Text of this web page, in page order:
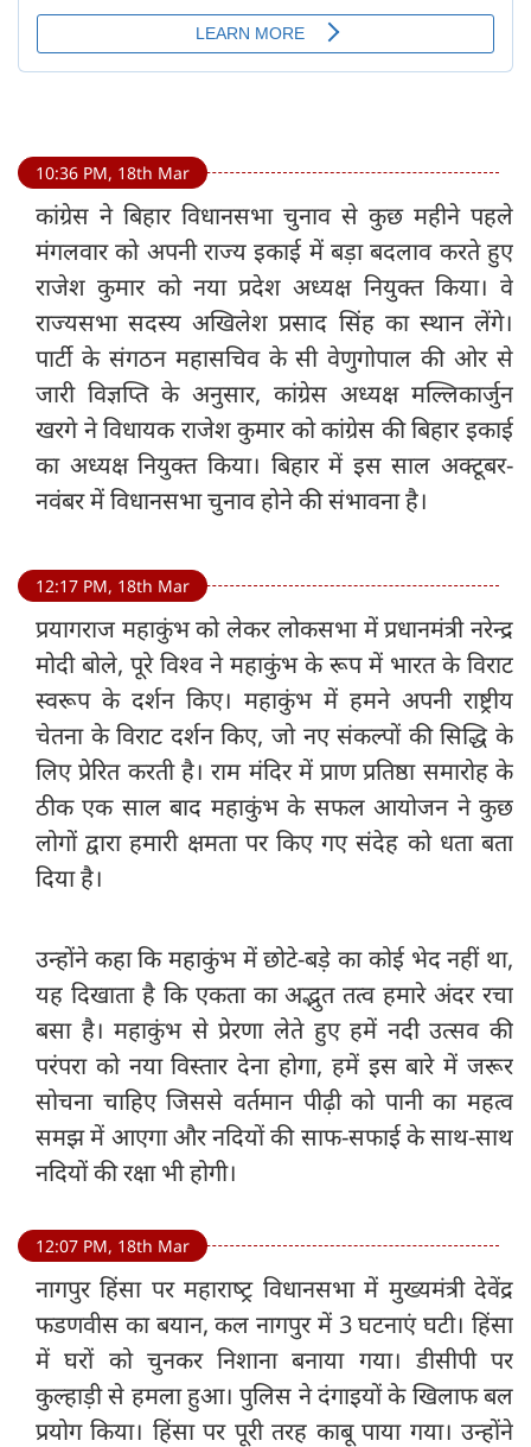
10:36 PM, 18th Mar
कांग्रेस ने बिहार विधानसभा चुनाव से कुछ महीने पहले
मंगलवार को अपनी राज्य इकाई में बड़ा बदलाव करते हुए
राजेश कुमार को नया प्रदेश अध्यक्ष नियुक्त किया। वे
राज्यसभा सदस्य अखिलेश प्रसाद सिंह का स्थान लेंगे।
पार्टी के संगठन महासचिव के सी वेणुगोपाल की ओर से
जारी विज्ञप्ति के अनुसार, कांग्रेस अध्यक्ष मल्लिकार्जुन
खरगे ने विधायक राजेश कुमार को कांग्रेस की बिहार इकाई
का अध्यक्ष नियुक्त किया। बिहार में इस साल अक्टूबर-
नवंबर में विधानसभा चुनाव होने की संभावना है।
12:17 PM, 18th Mar
प्रयागराज महाकुंभ को लेकर लोकसभा में प्रधानमंत्री नरेन्द्र
मोदी बोले, पूरे विश्व ने महाकुंभ के रूप में भारत के विराट
स्वरूप के दर्शन किए। महाकुंभ में हमने अपनी राष्ट्रीय
चेतना के विराट दर्शन किए, जो नए संकल्पों की सिद्धि के
लिए प्रेरित करती है। राम मंदिर में प्राण प्रतिष्ठा समारोह के
ठीक एक साल बाद महाकुंभ के सफल आयोजन ने कुछ
लोगों द्वारा हमारी क्षमता पर किए गए संदेह को धता बता
दिया है।
उन्होंने कहा कि महाकुंभ में छोटे-बड़े का कोई भेद नहीं था,
यह दिखाता है कि एकता का अद्भुत तत्व हमारे अंदर रचा
बसा है। महाकुंभ से प्रेरणा लेते हुए हमें नदी उत्सव की
परंपरा को नया विस्तार देना होगा, हमें इस बारे में जरूर
सोचना चाहिए जिससे वर्तमान पीढ़ी को पानी का महत्व
समझ में आएगा और नदियों की साफ-सफाई के साथ-साथ
नदियों की रक्षा भी होगी।
12:07 PM, 18th Mar
नागपुर हिंसा पर महाराष्‍ट्र विधानसभा में मुख्यमंत्री देवेंद्र
फडणवीस का बयान, कल नागपुर में 3 घटनाएं घटी। हिंसा
में घरों को चुनकर निशाना बनाया गया। डीसीपी पर
कुल्हाड़ी से हमला हुआ। पुलिस ने दंगाइयों के खिलाफ बल
प्रयोग किया। हिंसा पर पूरी तरह काबू पाया गया। उन्होंने